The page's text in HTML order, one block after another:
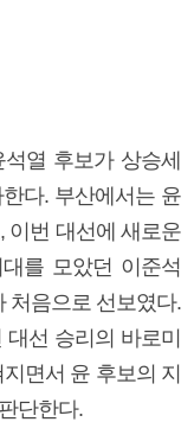
열 후보가 상승세
다. 부산에서는 윤
이번 대선에 새로운
를 모았던 이준석
처음으로 선보였다.
선 승리의 바로미
면서 윤 후보의 지
단한다.